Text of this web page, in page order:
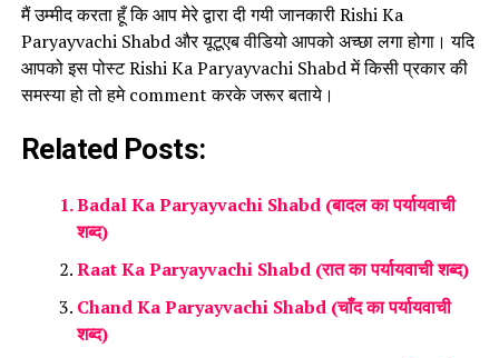
मैं उम्मीद करता हूँ कि आप मेरे द्वारा दी गयी जानकारी Rishi Ka
Paryayvachi Shabd और यूटूएब वीडियो आपको अच्छा लगा होगा। यदि
आपको इस पोस्ट Rishi Ka Paryayvachi Shabd में किसी प्रकार की
समस्या हो तो हमे comment करके जरूर बताये।
Related Posts:
Badal Ka Paryayvachi Shabd (बादल का पर्यायवाची
शब्द)
Raat Ka Paryayvachi Shabd (रात का पर्यायवाची शब्द)
Chand Ka Paryayvachi Shabd (चाँद का पर्यायवाची
शब्द)